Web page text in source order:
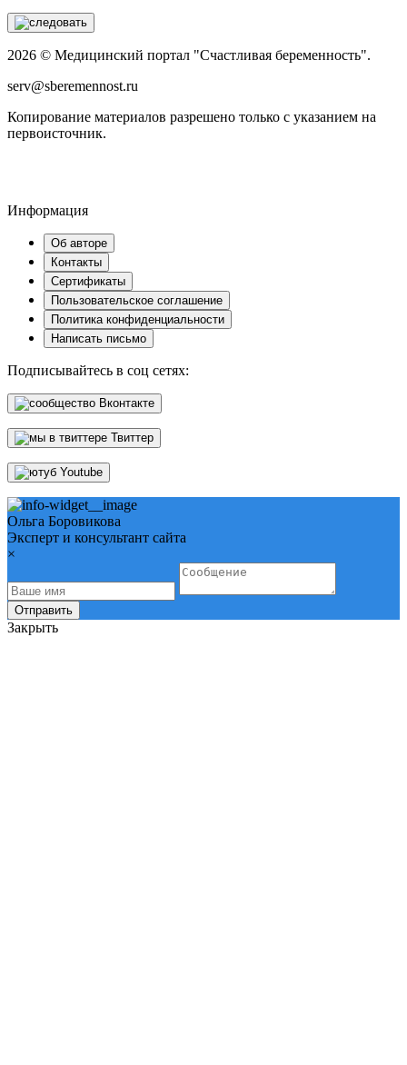
2026 © Медицинский портал "Счастливая беременность".
serv@sberemennost.ru
Копирование материалов разрешено только с указанием на
первоисточник.
Информация
Об авторе
Контакты
Сертификаты
Пользовательское соглашение
Политика конфиденциальности
Написать письмо
Подписывайтесь в соц сетях:
Вконтакте
Твиттер
Youtube
Ольга Боровикова
Эксперт и консультант сайта
×
Отправить
Закрыть